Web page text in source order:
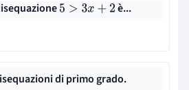
5 >3x +2
è...
di primo grado.